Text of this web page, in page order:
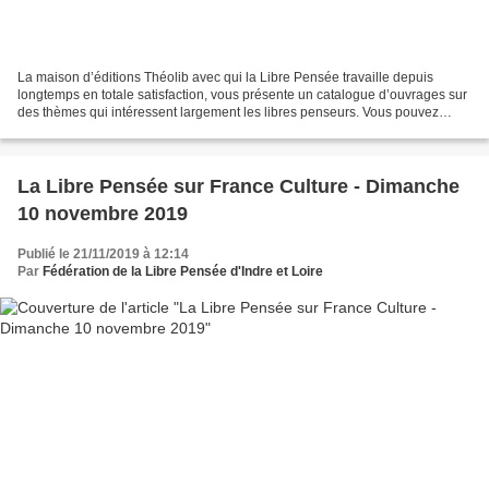
La maison d’éditions Théolib avec qui la Libre Pensée travaille depuis
longtemps en totale satisfaction, vous présente un catalogue d’ouvrages sur
des thèmes qui intéressent largement les libres penseurs. Vous pouvez
La Libre Pensée sur France Culture - Dimanche
10 novembre 2019
Publié le 21/11/2019 à 12:14
Par Fédération de la Libre Pensée d'Indre et Loire